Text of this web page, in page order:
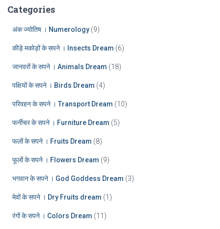
h
Categories
अंक ज्योतिष । Numerology (9)
कीड़े मकोड़ों के सपने । Insects Dream (6)
जानवरों के सपने । Animals Dream (18)
पक्षियों के सपने । Birds Dream (4)
परिवहन के सपने । Transport Dream (10)
फर्नीचर के सपने । Furniture Dream (5)
फलों के सपने । Fruits Dream (8)
फूलों के सपने । Flowers Dream (9)
भगवान के सपने । God Goddess Dream (3)
मेवों के सपने । Dry Fruits dream (1)
रंगों के सपने । Colors Dream (11)